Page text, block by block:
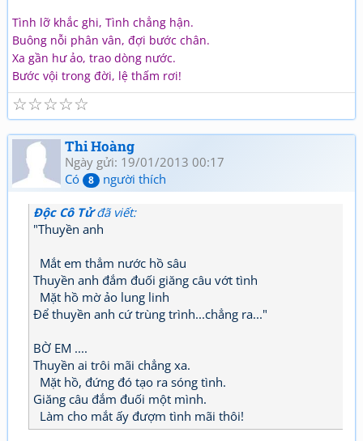
Tình lỡ khắc ghi, Tình chẳng hận.
Buông nỗi phân vân, đợi bước chân.
Xa gần hư ảo, trao dòng nước.
Bước vội trong đời, lệ thấm rơi!
☆
☆
☆
☆
☆
Thi Hoàng
Ngày gửi: 19/01/2013 00:17
Có
8 người thích
Độc Cô Tửđã viết:
"Thuyền anh
Mắt em thẳm nước hồ sâu
Thuyền anh đắm đuối giăng câu vớt tình
Mặt hồ mờ ảo lung linh
Để thuyền anh cứ trùng trình...chẳng ra..."
BỜ EM ....
Thuyền ai trôi mãi chẳng xa.
Mặt hồ, đứng đó tạo ra sóng tình.
Giăng câu đắm đuối một mình.
Làm cho mắt ấy đượm tình mãi thôi!